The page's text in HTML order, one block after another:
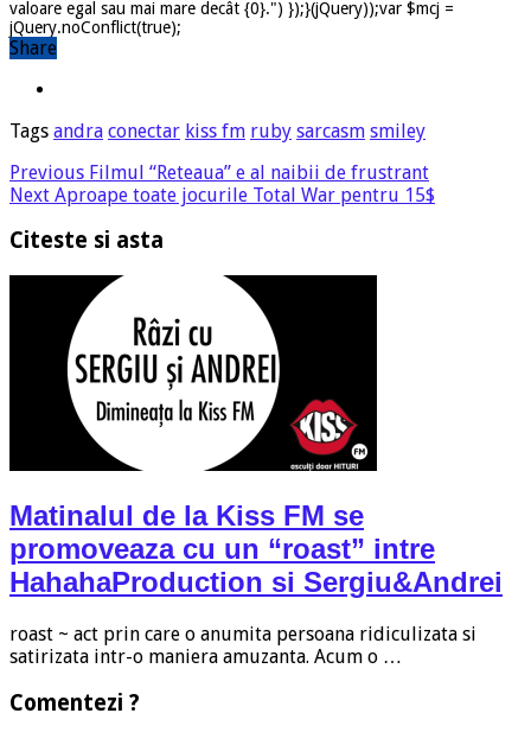
valoare egal sau mai mare decât {0}.") });}(jQuery));var $mcj =
jQuery.noConflict(true);
Share
Tags andra conectar kiss fm ruby sarcasm smiley
Previous Filmul “Reteaua” e al naibii de frustrant
Next Aproape toate jocurile Total War pentru 15$
Citeste si asta
Matinalul de la Kiss FM se
promoveaza cu un “roast” intre
HahahaProduction si Sergiu&Andrei
roast ~ act prin care o anumita persoana ridiculizata si
satirizata intr-o maniera amuzanta. Acum o …
Comentezi ?